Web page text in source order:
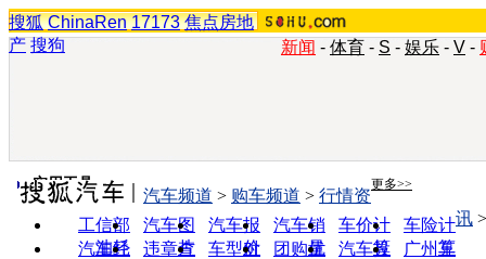
搜狐 ChinaRen 17173 焦点房地
产 搜狗 新闻 - 体育 - S - 娱乐 - V -
实用工具 更多>>
工信部
油耗
汽车图
片
汽车报
价
汽车销
量
车价计
算
车险计
算
汽车经
违章查
车型对
团购优
汽车投
广州车
汽车频道 > 购车频道 > 行情资
讯